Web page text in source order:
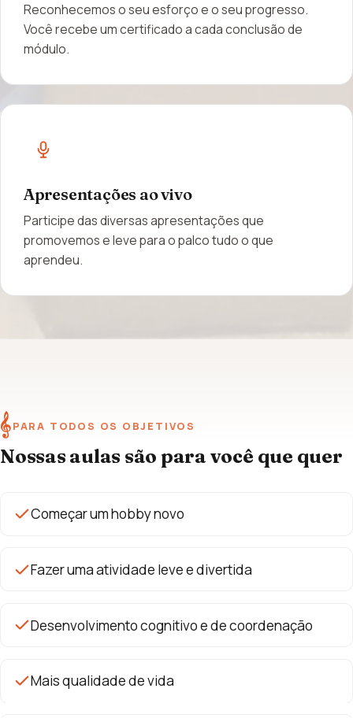
Reconhecemos o seu esforço e o seu progresso.
Você recebe um certificado a cada conclusão de
módulo.
Apresentações ao vivo
Participe das diversas apresentações que
promovemos e leve para o palco tudo o que
aprendeu.
𝄞PARA TODOS OS OBJETIVOS
Nossas aulas são para você que quer
Começar um hobby novo
Fazer uma atividade leve e divertida
Desenvolvimento cognitivo e de coordenação
Mais qualidade de vida